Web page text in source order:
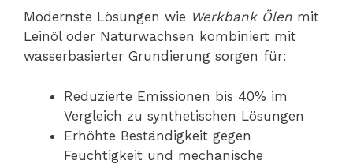
Modernste Lösungen wie Werkbank Ölen mit
Leinöl oder Naturwachsen kombiniert mit
wasserbasierter Grundierung sorgen für:
Reduzierte Emissionen bis 40% im
Vergleich zu synthetischen Lösungen
Erhöhte Beständigkeit gegen
Feuchtigkeit und mechanische